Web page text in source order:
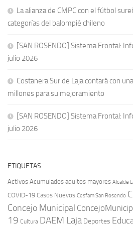
La alianza de CMPC con el fútbol
categorías del balompié chileno
[SAN ROSENDO] Sistema Frontal:
julio 2026
Costanera Sur de Laja contará con
millones para su mejoramiento
[SAN ROSENDO] Sistema Frontal:
julio 2026
ETIQUETAS
Activos Acumulados adultos mayores Alcalde
COVID-19 Casos Nuevos Cesfam San Rosendo
Concejo Municipal
19 Cultura DAEM Laja Deportes